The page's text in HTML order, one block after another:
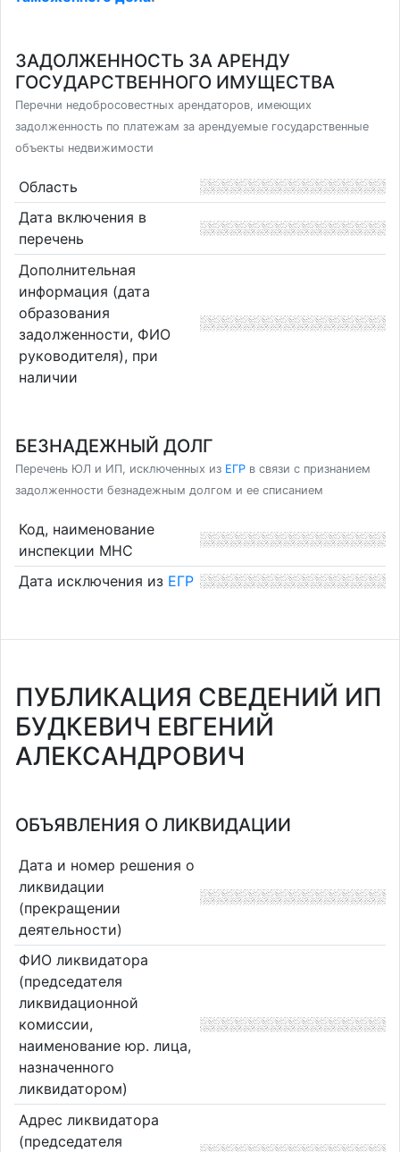
ЗАДОЛЖЕННОСТЬ ЗА АРЕНДУ
ГОСУДАРСТВЕННОГО ИМУЩЕСТВА
Перечни недобросовестных арендаторов, имеющих
задолженность по платежам за арендуемые государственные
объекты недвижимости
Область
Дата включения в
перечень
Дополнительная
информация (дата
образования
задолженности, ФИО
руководителя), при
наличии
БЕЗНАДЕЖНЫЙ ДОЛГ
Перечень ЮЛ и ИП, исключенных из ЕГР в связи с признанием
задолженности безнадежным долгом и ее списанием
Код, наименование
инспекции МНС
Дата исключения из ЕГР
ПУБЛИКАЦИЯ СВЕДЕНИЙ ИП
БУДКЕВИЧ ЕВГЕНИЙ
АЛЕКСАНДРОВИЧ
ОБЪЯВЛЕНИЯ О ЛИКВИДАЦИИ
Дата и номер решения о
ликвидации
(прекращении
деятельности)
ФИО ликвидатора
(председателя
ликвидационной
комиссии,
наименование юр. лица,
назначенного
ликвидатором)
Адрес ликвидатора
(председателя